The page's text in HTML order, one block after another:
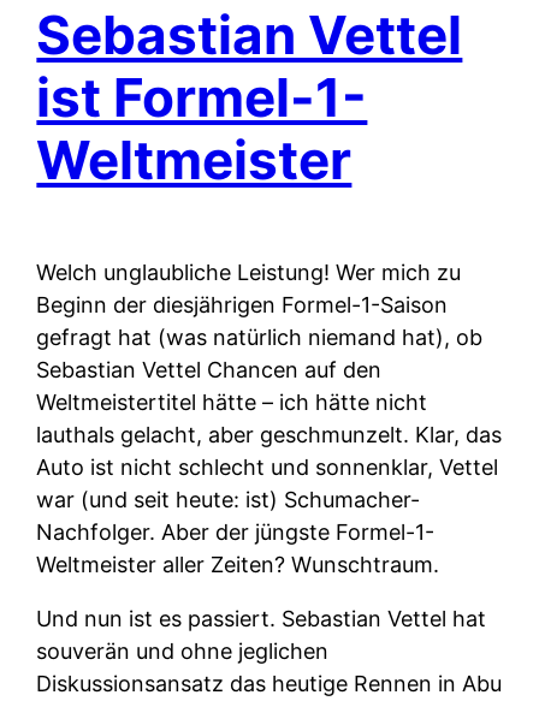
Sebastian Vettel
ist Formel-1-
Weltmeister
Welch unglaubliche Leistung! Wer mich zu
Beginn der diesjährigen Formel-1-Saison
gefragt hat (was natürlich niemand hat), ob
Sebastian Vettel Chancen auf den
Weltmeistertitel hätte – ich hätte nicht
lauthals gelacht, aber geschmunzelt. Klar, das
Auto ist nicht schlecht und sonnenklar, Vettel
war (und seit heute: ist) Schumacher-
Nachfolger. Aber der jüngste Formel-1-
Weltmeister aller Zeiten? Wunschtraum.
Und nun ist es passiert. Sebastian Vettel hat
souverän und ohne jeglichen
Diskussionsansatz das heutige Rennen in Abu